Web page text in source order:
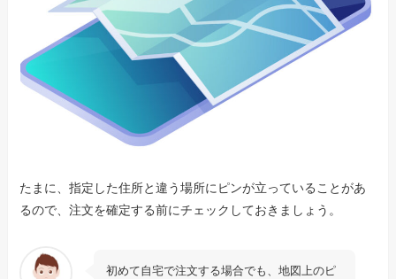
たまに、指定した住所と違う場所にピンが立っていることがあ
るので、注文を確定する前にチェックしておきましょう。
初めて自宅で注文する場合でも、地図上のピ